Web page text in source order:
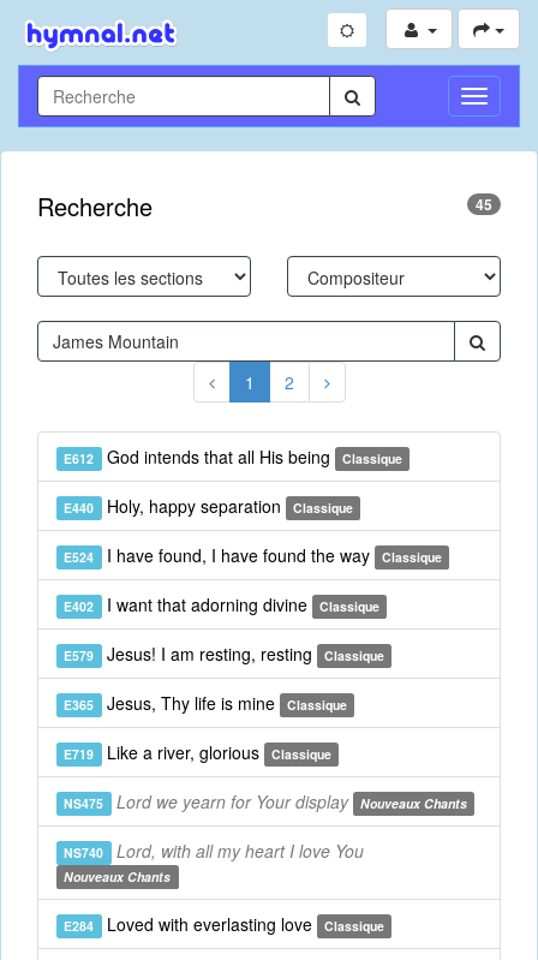
Toggle
Recherche 45
1 2
E612 God intends that all His being Classique
E440 Holy, happy separation Classique
E524 I have found, I have found the way Classique
E402 I want that adorning divine Classique
E579 Jesus! I am resting, resting Classique
E365 Jesus, Thy life is mine Classique
E719 Like a river, glorious Classique
NS475 Lord we yearn for Your display Nouveaux Chants
NS740 Lord, with all my heart I love You
Nouveaux Chants
E284 Loved with everlasting love Classique